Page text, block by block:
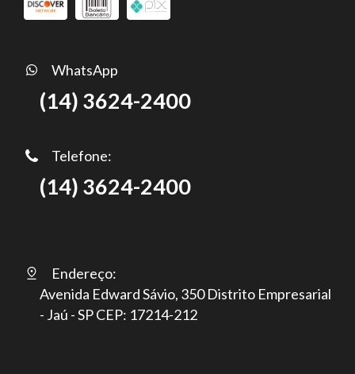
WhatsApp
(14) 3624-2400
Telefone:
(14) 3624-2400
Endereço:
Avenida Edward Sávio, 350 Distrito Empresarial
- Jaú - SP CEP: 17214-212